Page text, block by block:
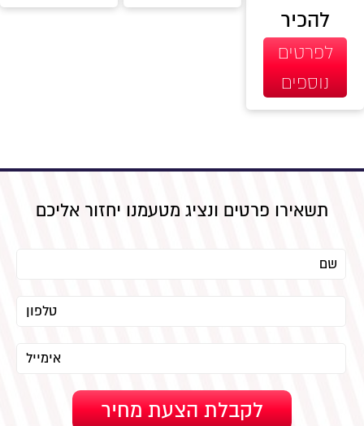
להכיר
לפרטים
נוספים
תשאירו פרטים ונציג מטעמנו יחזור אליכם